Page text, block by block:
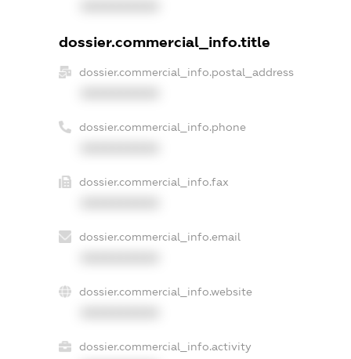
dossier.commercial_info.title
dossier.commercial_info.postal_address
dossier.commercial_info.phone
dossier.commercial_info.fax
dossier.commercial_info.email
dossier.commercial_info.website
dossier.commercial_info.activity